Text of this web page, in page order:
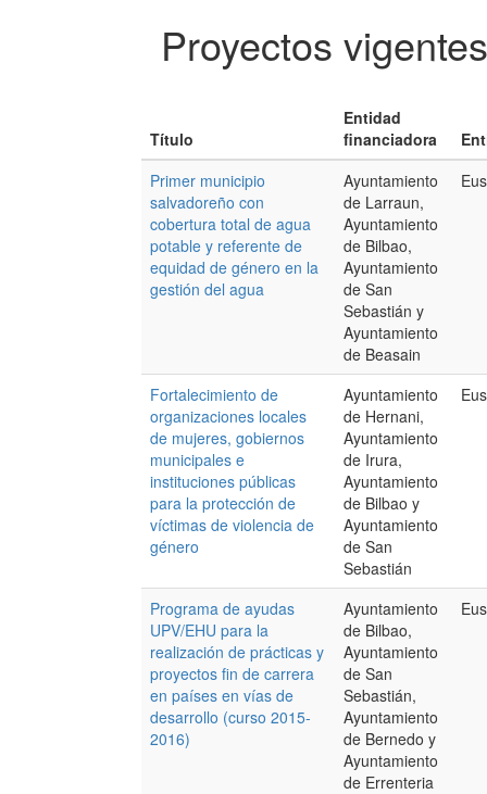
Proyectos
Título
Entidad
financiadora
Primer municipio
salvadoreño con
cobertura total de agua
potable y referente de
equidad de género en la
gestión del agua
Ayuntamiento
de Larraun,
Ayuntamiento
de Bilbao,
Ayuntamiento
de San
Sebastián y
Ayuntamiento
de Beasain
Fortalecimiento de
organizaciones locales
de mujeres, gobiernos
municipales e
instituciones públicas
para la protección de
víctimas de violencia de
género
Ayuntamiento
de Hernani,
Ayuntamiento
de Irura,
Ayuntamiento
de Bilbao y
Ayuntamiento
de San
Sebastián
Programa de ayudas
UPV/EHU para la
realización de prácticas y
proyectos fin de carrera
en países en vías de
desarrollo (curso 2015-
2016)
Ayuntamiento
de Bilbao,
Ayuntamiento
de San
Sebastián,
Ayuntamiento
de Bernedo y
Ayuntamiento
de Errenteria